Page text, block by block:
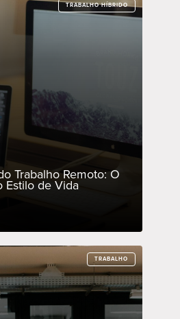
TRABALHO HÍBRIDO
Trabalho Remoto: O
Estilo de Vida
TRABALHO HÍBRIDO
TRABALHO
TRABALHO